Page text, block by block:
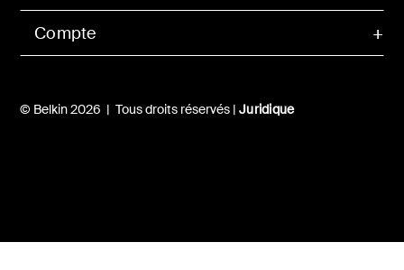
Compte
© Belkin 2026 | Tous droits réservés | Juridique